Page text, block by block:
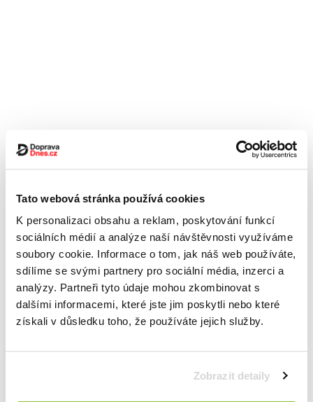
Tato webová stránka používá cookies
K personalizaci obsahu a reklam, poskytování funkcí
sociálních médií a analýze naší návštěvnosti využíváme
soubory cookie. Informace o tom, jak náš web používáte,
sdílíme se svými partnery pro sociální média, inzerci a
analýzy. Partneři tyto údaje mohou zkombinovat s
dalšími informacemi, které jste jim poskytli nebo které
získali v důsledku toho, že používáte jejich služby.
Zobrazit detaily